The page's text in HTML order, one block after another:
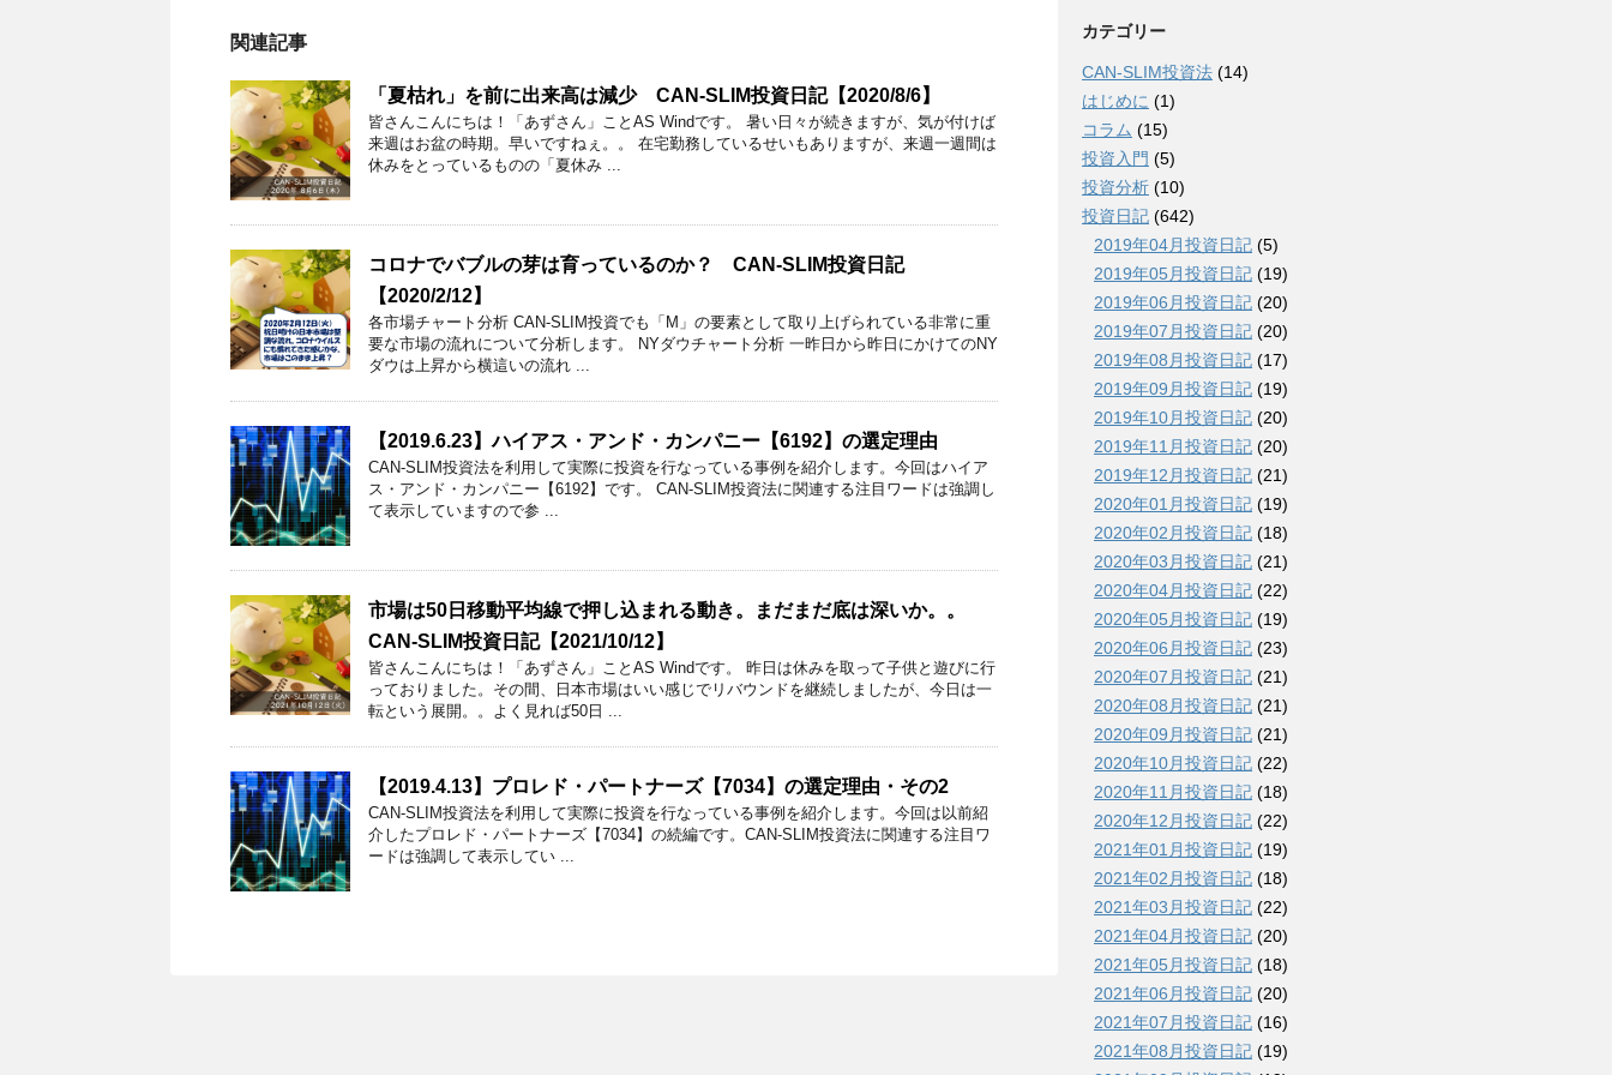
関連記事
「夏枯れ」を前に出来高は減少 CAN-SLIM投資日記【2020/8/6】
皆さんこんにちは！「あずさん」ことAS Windです。 暑い日々が続きますが、気が付けば
来週はお盆の時期。早いですねぇ。。 在宅勤務しているせいもありますが、来週一週間は
休みをとっているものの「夏休み ...
コロナでバブルの芽は育っているのか？ CAN-SLIM投資日記
【2020/2/12】
各市場チャート分析 CAN-SLIM投資でも「M」の要素として取り上げられている非常に重
要な市場の流れについて分析します。 NYダウチャート分析 一昨日から昨日にかけてのNY
ダウは上昇から横這いの流れ ...
【2019.6.23】ハイアス・アンド・カンパニー【6192】の選定理由
CAN-SLIM投資法を利用して実際に投資を行なっている事例を紹介します。今回はハイア
ス・アンド・カンパニー【6192】です。 CAN-SLIM投資法に関連する注目ワードは強調し
て表示していますので参 ...
市場は50日移動平均線で押し込まれる動き。まだまだ底は深いか。。
CAN-SLIM投資日記【2021/10/12】
皆さんこんにちは！「あずさん」ことAS Windです。 昨日は休みを取って子供と遊びに行
っておりました。その間、日本市場はいい感じでリバウンドを継続しましたが、今日は一
転という展開。。よく見れば50日 ...
【2019.4.13】プロレド・パートナーズ【7034】の選定理由・その2
CAN-SLIM投資法を利用して実際に投資を行なっている事例を紹介します。今回は以前紹
介したプロレド・パートナーズ【7034】の続編です。CAN-SLIM投資法に関連する注目ワ
ードは強調して表示してい ...
カテゴリー
CAN-SLIM投資法 (14)
はじめに (1)
コラム (15)
投資入門 (5)
投資分析 (10)
投資日記 (642)
2019年04月投資日記 (5)
2019年05月投資日記 (19)
2019年06月投資日記 (20)
2019年07月投資日記 (20)
2019年08月投資日記 (17)
2019年09月投資日記 (19)
2019年10月投資日記 (20)
2019年11月投資日記 (20)
2019年12月投資日記 (21)
2020年01月投資日記 (19)
2020年02月投資日記 (18)
2020年03月投資日記 (21)
2020年04月投資日記 (22)
2020年05月投資日記 (19)
2020年06月投資日記 (23)
2020年07月投資日記 (21)
2020年08月投資日記 (21)
2020年09月投資日記 (21)
2020年10月投資日記 (22)
2020年11月投資日記 (18)
2020年12月投資日記 (22)
2021年01月投資日記 (19)
2021年02月投資日記 (18)
2021年03月投資日記 (22)
2021年04月投資日記 (20)
2021年05月投資日記 (18)
2021年06月投資日記 (20)
2021年07月投資日記 (16)
2021年08月投資日記 (19)